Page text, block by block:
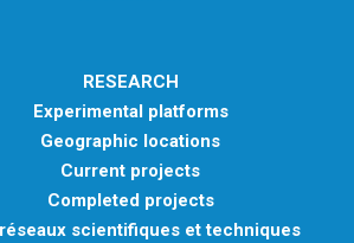
RESEARCH
Experimental platforms
Geographic locations
Current projects
Completed projects
scientifiques et techniques